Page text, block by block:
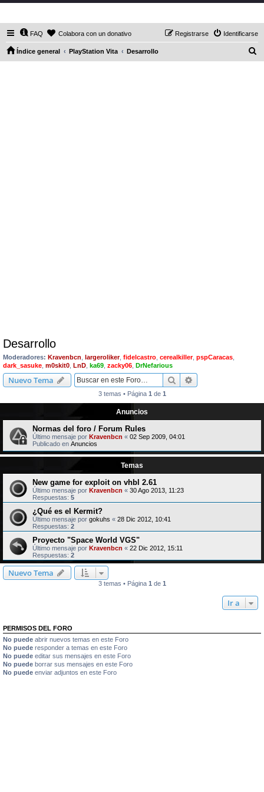
FAQ Colabora con un donativo Identificarse
Registrarse
Índice general PlayStation Vita Desarrollo
Desarrollo
Moderadores: Kravenbcn largeroliker, fidelcastro cerealkiller, pspCaracas
dark_sasuke m0skit0 LnD ka69 zacky06 DrNefarious
Nuevo Tema Buscar
3 temas • Página 1 de 1
Anuncios
Normas del foro / Forum Rules
Último mensaje por Kravenbcn « 02 Sep 2009, 04:01
Publicado en Anuncios
Temas
New game for exploit on vhbl 2.61
Último mensaje por Kravenbcn « 30 Ago 2013, 11:23
Respuestas: 5
¿Qué es el Kermit?
Último mensaje por gokuhs « 28 Dic 2012, 10:41
Respuestas: 2
Proyecto "Space World VGS"
Último mensaje por Kravenbcn « 22 Dic 2012, 15:11
Respuestas: 2
Nuevo Tema
3 temas • Página 1 de 1
Ir a
PERMISOS DEL FORO
No puede abrir nuevos temas en este Foro
No puede responder a temas en este Foro
No puede editar sus mensajes en este Foro
No puede borrar sus mensajes en este Foro
No puede enviar adjuntos en este Foro